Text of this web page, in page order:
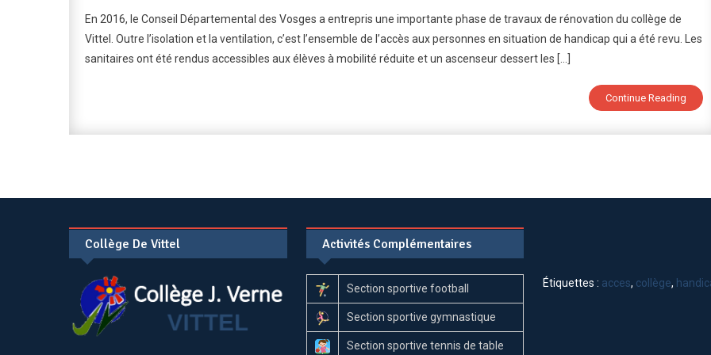
Collège
Accessible
Aux
En 2016, le Conseil Départemental des Vosges a entrepris une importante phase de travaux de rénovation du collège de
Vittel. Outre l’isolation et la ventilation, c’est l’ensemble de l’accès aux personnes en situation de handicap qui a été revu. Les
sanitaires ont été rendus accessibles aux élèves à mobilité réduite et un ascenseur dessert les […]
Continue Reading
Collège De Vittel Activités Complémentaires
Section sportive football
Section sportive gymnastique
Section sportive tennis de table
Étiquettes : acces, collège,